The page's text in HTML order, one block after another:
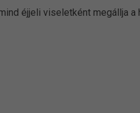
éjjeli viseletként megállja a